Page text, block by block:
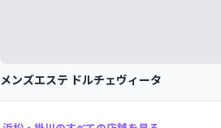
メンズエステ ドルチェヴィータ